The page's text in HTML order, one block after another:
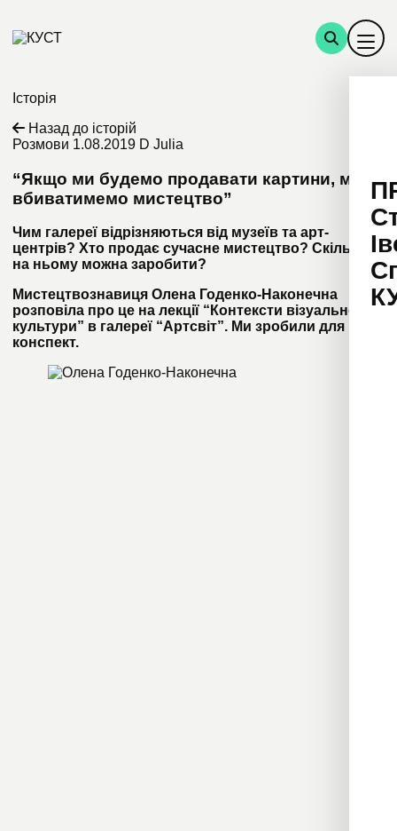
Історія
Назад до історій
Розмови 1.08.2019 D Julia
“Якщо ми будемо продавати картини, ми
вбиватимемо мистецтво”
Чим галереї відрізняються від музеїв та арт-
центрів? Хто продає сучасне мистецтво? Скільки
на ньому можна заробити?
Мистецтвознавиця Олена Годенко-Наконечна
розповіла про це на лекції “Контексти візуальної
культури” в галереї “Артсвіт”. Ми зробили для вас
конспект.